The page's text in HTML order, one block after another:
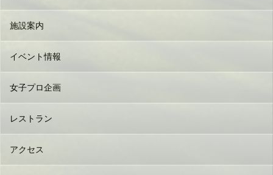
施設案内
イベント情報
女子プロ企画
レストラン
アクセス